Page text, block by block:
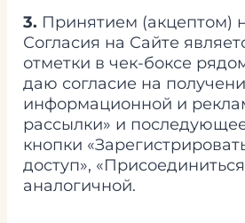
3. Принятием (акцептом)
Согласия на Сайте
отметки в чек-боксе
даю согласие на
информационной и
рассылки» и
кнопки
доступ»,
аналогичной.